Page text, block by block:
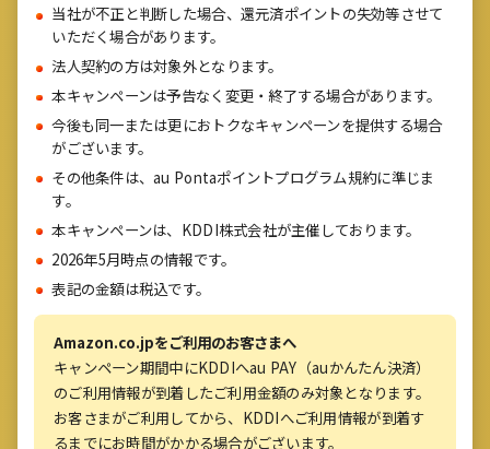
当社が不正と判断した場合、還元済ポイントの失効等させて
いただく場合があります。
法人契約の方は対象外となります。
本キャンペーンは予告なく変更・終了する場合があります。
今後も同一または更におトクなキャンペーンを提供する場合
がございます。
その他条件は、au Pontaポイントプログラム規約に準じま
す。
本キャンペーンは、KDDI株式会社が主催しております。
2026年5月時点の情報です。
表記の金額は税込です。
Amazon.co.jpをご利用のお客さまへ
キャンペーン期間中にKDDIへau PAY（auかんたん決済）
のご利用情報が到着したご利用金額のみ対象となります。
お客さまがご利用してから、KDDIへご利用情報が到着す
るまでにお時間がかかる場合がございます。